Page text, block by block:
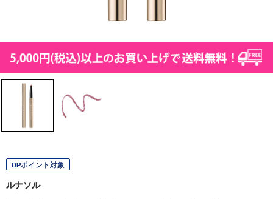
OPポイント対象
ルナソル